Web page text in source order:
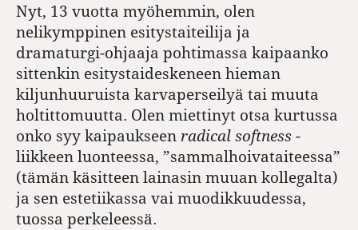
Nyt, 13 vuotta myöhemmin, olen
nelikymppinen esitystaiteilija ja
dramaturgi-ohjaaja pohtimassa kaipaanko
sittenkin esitystaideskeneen hieman
kiljunhuuruista karvaperseilyä tai muuta
holtittomuutta. Olen miettinyt otsa kurtussa
onko syy kaipaukseen radical softness -
liikkeen luonteessa, ”sammalhoivataiteessa”
(tämän käsitteen lainasin muuan kollegalta)
ja sen estetiikassa vai muodikkuudessa,
tuossa perkeleessä.